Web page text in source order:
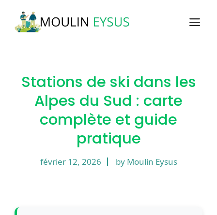
contenu
Stations de ski dans les
Alpes du Sud : carte
complète et guide
pratique
février 12, 2026 by Moulin Eysus